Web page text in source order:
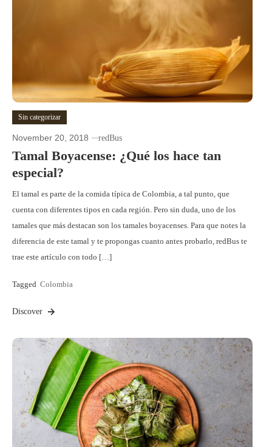
Sin categorizar
November 20, 2018 redBus
Tamal Boyacense: ¿Qué los hace tan
especial?
El tamal es parte de la comida típica de Colombia, a tal punto, que
cuenta con diferentes tipos en cada región. Pero sin duda, uno de los
tamales que más destacan son los tamales boyacenses. Para que notes la
diferencia de este tamal y te propongas cuanto antes probarlo, redBus te
trae este artículo con todo […]
Tagged Colombia
Discover